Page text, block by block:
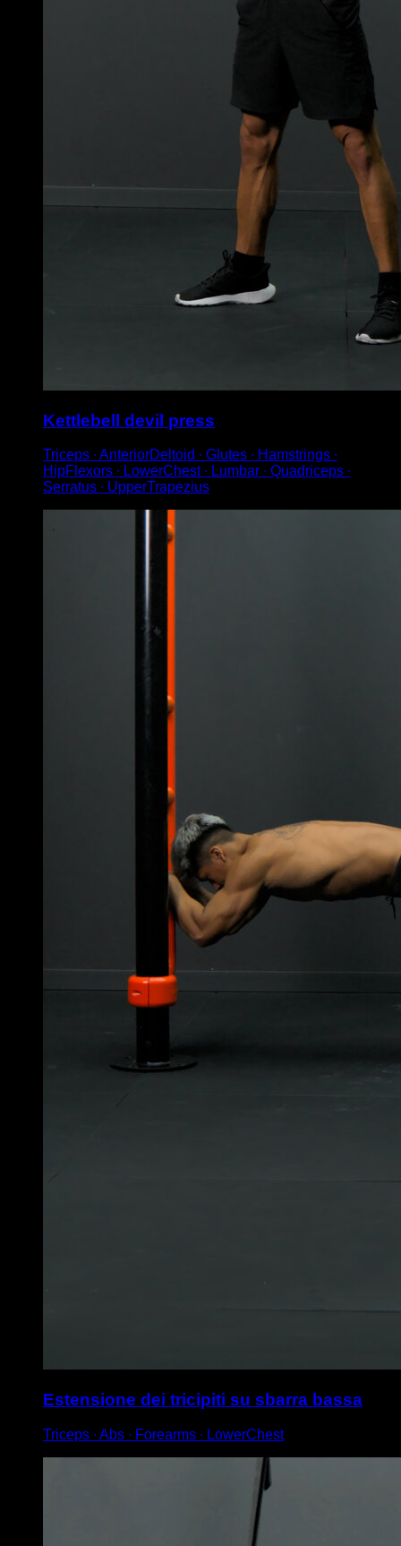
Kettlebell devil press
Triceps ∙ AnteriorDeltoid ∙ Glutes ∙ Hamstrings ∙
HipFlexors ∙ LowerChest ∙ Lumbar ∙ Quadriceps ∙
Serratus ∙ UpperTrapezius
Estensione dei tricipiti su sbarra bassa
Triceps ∙ Abs ∙ Forearms ∙ LowerChest